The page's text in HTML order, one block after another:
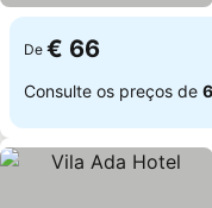
De € 66
Consulte os preços de